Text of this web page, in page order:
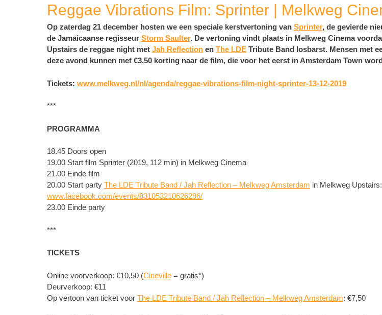
Reggae Vibrations Film: Sprinter | Melkweg
Op zaterdag 21 december hosten we een speciale kerstvertoning van Sprinter, de gevierde
de Jamaicaanse regisseur Storm Saulter. De vertoning vindt plaats in Melkweg Cinema
Upstairs de reggae night met Jah Reflectionen The LDETribute Band losbarst. Mensen met
deze avond kunnen met €3,50 korting naar de film, die voor het eerst in Amsterdam Town
Tickets: www.melkweg.nl/nl/agenda/reggae-vibrations-film-night-sprinter-13-12-2019
***
PROGRAMMA
18.45 Doors open
19.00 Start film Sprinter (2019, 112 min) in Melkweg Cinema
21.00 Einde film
20.00 Start party The LDE Tribute Band / Jah Reflection – Melkweg Amsterdam in Melkweg Upstairs:
www.facebook.com/events/831053210626296/
23.00 Einde party
***
TICKETS
Online voorverkoop: €10,50 (Cineville= gratis*)
Deurverkoop: €11
Op vertoon van ticket voor The LDE Tribute Band / Jah Reflection – Melkweg Amsterdam: €7,50